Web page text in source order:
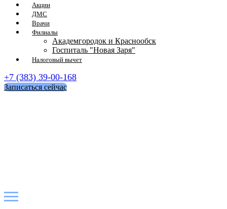
Акции
ДМС
Врачи
Филиалы
Академгородок и Краснообск
Госпиталь "Новая Заря"
Налоговый вычет
+7 (383) 39-00-168
Записаться сейчас